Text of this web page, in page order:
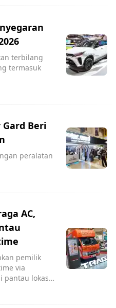
terbilang
termasuk
Gard Beri
peralatan
AC,
pemilik
via
pantau lokasi,